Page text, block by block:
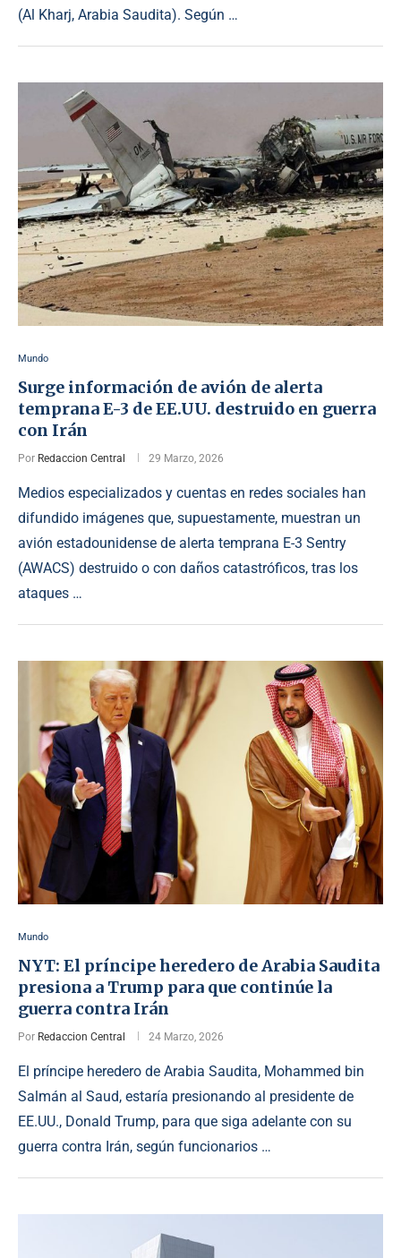
(Al Kharj, Arabia Saudita). Según …
Mundo
Surge información de avión de alerta
temprana E-3 de EE.UU. destruido en guerra
con Irán
Por Redaccion Central 29 Marzo, 2026
Medios especializados y cuentas en redes sociales han
difundido imágenes que, supuestamente, muestran un
avión estadounidense de alerta temprana E-3 Sentry
(AWACS) destruido o con daños catastróficos, tras los
ataques …
Mundo
NYT: El príncipe heredero de Arabia Saudita
presiona a Trump para que continúe la
guerra contra Irán
Por Redaccion Central 24 Marzo, 2026
El príncipe heredero de Arabia Saudita, Mohammed bin
Salmán al Saud, estaría presionando al presidente de
EE.UU., Donald Trump, para que siga adelante con su
guerra contra Irán, según funcionarios …